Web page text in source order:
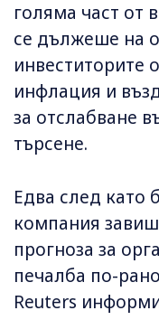
голяма част от
се дължеше на
инвеститорите
инфлация и
за отслабване
търсене.
Едва след като
компания
прогноза за
печалба по-
Reuters